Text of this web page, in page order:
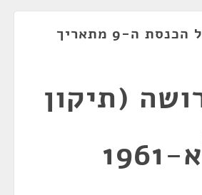
ישיבת ועדה של הכנסת ה-9 מתאריך
(תיקון